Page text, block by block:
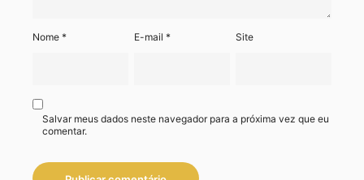
Nome * E-mail* Site
Salvar meus dados neste navegador para a próxima vez que eu
comentar.